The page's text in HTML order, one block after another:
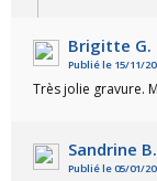
VOIR
Brigitte G.
Publié le 15/11/
Très jolie gravure.
Sandrine B.
Publié le 05/01/